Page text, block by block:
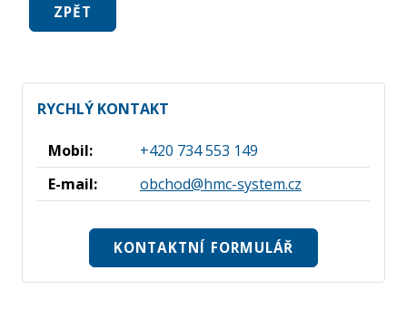
ZPĚT
RYCHLÝ KONTAKT
Mobil:
+420 734 553 149
E-mail:
obchod@hmc-system.cz
KONTAKTNÍ FORMULÁŘ